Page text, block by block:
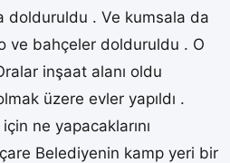
dolduruldu . Ve kumsala da
ve bahçeler dolduruldu . O
inşaat alanı oldu
üzere evler yapıldı .
ne yapacaklarını
çare Belediyenin kamp yeri bir